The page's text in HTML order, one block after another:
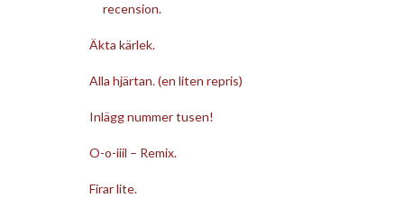
recension.
Äkta kärlek.
Alla hjärtan. (en liten repris)
Inlägg nummer tusen!
O-o-iiil – Remix.
Firar lite.